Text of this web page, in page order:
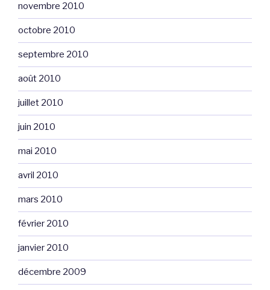
novembre 2010
octobre 2010
septembre 2010
août 2010
juillet 2010
juin 2010
mai 2010
avril 2010
mars 2010
février 2010
janvier 2010
décembre 2009